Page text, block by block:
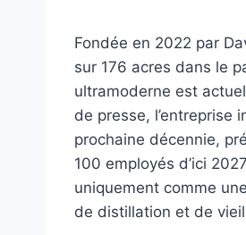
Fondée en 2022 par
sur 176 acres dans le
ultramoderne est
de presse, l’entreprise
prochaine décennie,
100 employés d’ici
uniquement comme
de distillation et de